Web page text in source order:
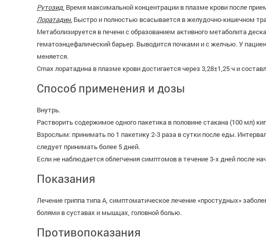
Рутозид. Время максимальной концентрации в плазме крови после
Лоратадин. Быстро и полностью всасывается в желудочно-кишечном
Метаболизируется в печени с образованием активного метаболита
гематоэнцефалический барьер. Выводится почками и с желчью. У
меняется.
Cmax лоратадина в плазме крови достигается через 3,28±1,25 ч и
Способ применения и дозы
Внутрь.
Растворить содержимое одного пакетика в половине стакана (100 мл)
Взрослым: принимать по 1 пакетику 2-3 раза в сутки после еды.
следует принимать более 5 дней.
Если не наблюдается облегчения симптомов в течение 3-х дней после
Показания
Лечение гриппа типа А, симптоматическое лечение «простудных»
болями в суставах и мышцах, головной болью.
Противопоказания